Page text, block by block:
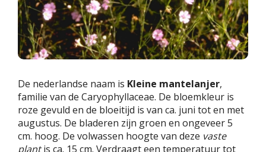
De nederlandse naam is Kleine mantelanjer,
familie van de Caryophyllaceae. De bloemkleur is
roze gevuld en de bloeitijd is van ca. juni tot en met
augustus. De bladeren zijn groen en ongeveer 5
cm. hoog. De volwassen hoogte van deze vaste
plantis ca. 15 cm. Verdraagt een temperatuur tot